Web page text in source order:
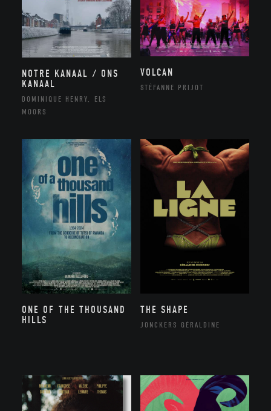
NOTRE KANAAL / ONS
KANAAL
DOMINIQUE HENRY, ELS
MOORS
VOLCAN
STÉFANNE PRIJOT
ONE OF THE THOUSAND
HILLS
THE SHAPE
JONCKERS GÉRALDINE